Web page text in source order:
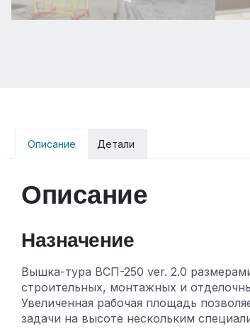
Описание Детали
Описание
Назначение
Вышка-тура ВСП-250 ver. 2.0
строительных, монтажных и
Увеличенная рабочая площадь
задачи на высоте нескольким